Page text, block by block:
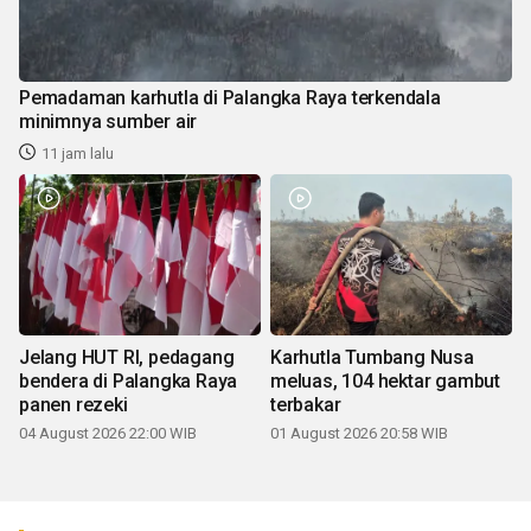
Pemadaman karhutla di Palangka Raya terkendala
minimnya sumber air
11 jam lalu
Jelang HUT RI, pedagang
bendera di Palangka Raya
panen rezeki
04 August 2026 22:00 WIB
Karhutla Tumbang Nusa
meluas, 104 hektar gambut
terbakar
01 August 2026 20:58 WIB